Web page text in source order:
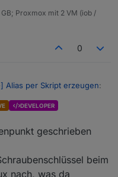
Proxmox mit 2 VM (iob /
0
Alias per Skript erzeugen:
den "storgaeType:
und NICHT auf
mehr wo hier das
nunmal da nicht
genutzt und es
Alias per Skript erzeugen
DEVELOPER
geschrieben
beim
nach, was da